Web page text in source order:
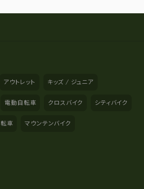
地
アウトレット キッズ / ジュニア
電動自転車 クロスバイク シティバイク
車 マウンテンバイク